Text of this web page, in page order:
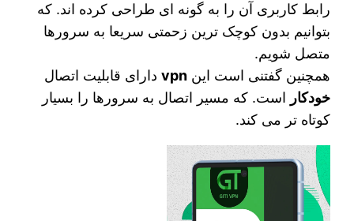
رابط کاربری آن را به گونه ای طراحی کرده‌ اند. که
بتوانیم بدون کوچک‌ ترین زحمتی سریعا به سرورها
متصل شویم.
همچنین گفتنی است اینvpn دارای قابلیت اتصال
خودکار است. که مسیر اتصال به سرورها را بسیار
کوتاه تر می‌ کند.